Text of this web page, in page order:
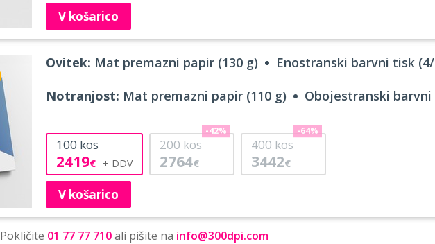
V košarico
Ovitek: Mat premazni papir (130 g) Enostranski barvni tisk
Notranjost: Mat premazni papir (110 g) Obojestranski barvni
100 kos
2419€
200 kos
2764€
-42%
400 kos
3442€
-64%
V košarico
Pokličite 01 77 77 710ali pišite na info@300dpi.com